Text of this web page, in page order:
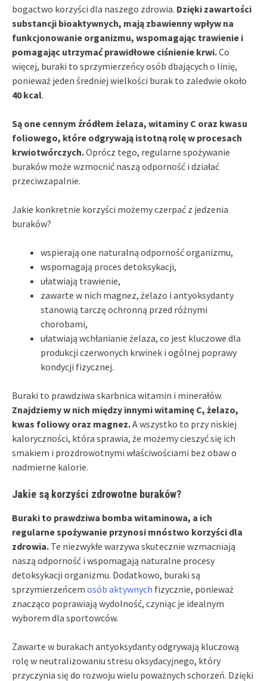
bogactwo korzyści dla naszego zdrowia. Dzięki zawartości
substancji bioaktywnych, mają zbawienny wpływ na
funkcjonowanie organizmu, wspomagając trawienie i
pomagając utrzymać prawidłowe ciśnienie krwi.Co
więcej, buraki to sprzymierzeńcy osób dbających o linię,
ponieważ jeden średniej wielkości burak to zaledwie około
40 kcal.
Są one cennym źródłem żelaza, witaminy C oraz kwasu
foliowego, które odgrywają istotną rolę w procesach
krwiotwórczych.Oprócz tego, regularne spożywanie
buraków może wzmocnić naszą odporność i działać
przeciwzapalnie.
Jakie konkretnie korzyści możemy czerpać z jedzenia
buraków?
wspierają one naturalną odporność organizmu,
wspomagają proces detoksykacji,
ułatwiają trawienie,
zawarte w nich magnez, żelazo i antyoksydanty
stanowią tarczę ochronną przed różnymi
chorobami,
ułatwiają wchłanianie żelaza, co jest kluczowe dla
produkcji czerwonych krwinek i ogólnej poprawy
kondycji fizycznej.
Buraki to prawdziwa skarbnica witamin i minerałów.
Znajdziemy w nich między innymi witaminę C, żelazo,
kwas foliowy oraz magnez.A wszystko to przy niskiej
kaloryczności, która sprawia, że możemy cieszyć się ich
smakiem i prozdrowotnymi właściwościami bez obaw o
nadmierne kalorie.
Jakie są korzyści zdrowotne buraków?
Buraki to prawdziwa bomba witaminowa, a ich
regularne spożywanie przynosi mnóstwo korzyści dla
zdrowia. Te niezwykłe warzywa skutecznie wzmacniają
naszą odporność i wspomagają naturalne procesy
detoksykacji organizmu. Dodatkowo, buraki są
sprzymierzeńcem osób aktywnych fizycznie, ponieważ
znacząco poprawiają wydolność, czyniąc je idealnym
wyborem dla sportowców.
Zawarte w burakach antyoksydanty odgrywają kluczową
rolę w neutralizowaniu stresu oksydacyjnego, który
przyczynia się do rozwoju wielu poważnych schorzeń. Dzięki